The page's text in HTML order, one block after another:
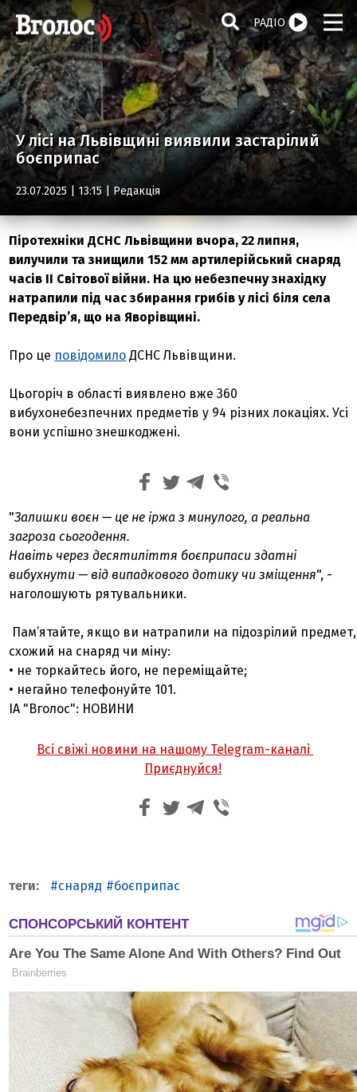
РАДІО
У лісі на Львівщині виявили застарілий
боєприпас
23.07.2025 | 13:15 | Редакція
Піротехніки ДСНС Львівщини вчора, 22 липня,
вилучили та знищили 152 мм артилерійський снаряд
часів ІІ Світової війни. На цю небезпечну знахідку
натрапили під час збирання грибів у лісі біля села
Передвір’я, що на Яворівщині.
Про це повідомило ДСНС Львівщини.
Цьогоріч в області виявлено вже 360
вибухонебезпечних предметів у 94 різних локаціях. Усі
вони успішно знешкоджені.
"Залишки воєн — це не іржа з минулого, а реальна
загроза сьогодення.
Навіть через десятиліття боєприпаси здатні
вибухнути — від випадкового дотику чи зміщення", -
наголошують рятувальники.
Пам’ятайте, якщо ви натрапили на підозрілий предмет,
схожий на снаряд чи міну:
• не торкайтесь його, не переміщайте;
• негайно телефонуйте 101.
ІА "Вголос": НОВИНИ
Всі свіжі новини на нашому Telegram-каналі
Приєднуйся!
снаряд боєприпас